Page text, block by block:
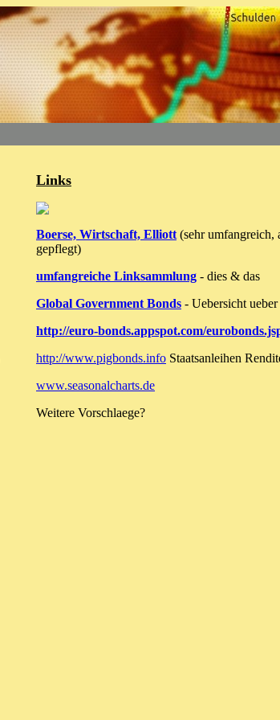
Links
Boerse, Wirtschaft, Elliott (sehr umfangreich,
gepflegt)
umfangreiche Linksammlung - dies & das
Global Government Bonds - Uebersicht
http://euro-bonds.appspot.com/
http://www.pigbonds.info Staatsanleihen
www.seasonalcharts.de
Weitere Vorschlaege?